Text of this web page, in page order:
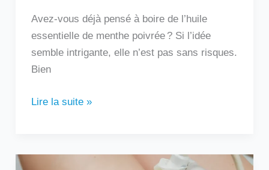
Avez-vous déjà pensé à boire de l’huile
essentielle de menthe poivrée ? Si l’idée
semble intrigante, elle n’est pas sans risques.
Bien
Lire la suite »